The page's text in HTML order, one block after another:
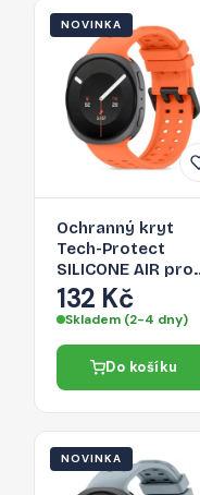
NOVINKA
Ochranný kryt
Tech-Protect
SILICONE AIR pro
Galaxy Watch 8 / 9
/ Classic 40 / 44 /
46 mm - tangarine
orange
132 Kč
Skladem (2-4 dny)
Do košíku
NOVINKA